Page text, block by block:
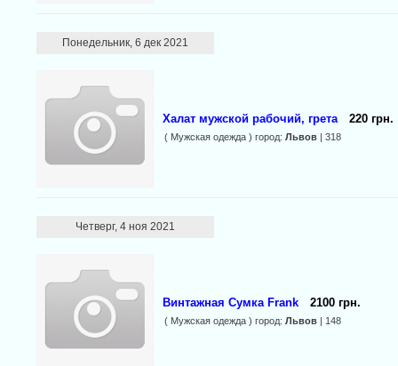
Понедельник, 6 дек 2021
Халат мужской рабочий, грета 220 грн.
( Мужская одежда ) город: Львов| 318
Четверг, 4 ноя 2021
Винтажная Сумка Frank 2100 грн.
( Мужская одежда ) город: Львов| 148